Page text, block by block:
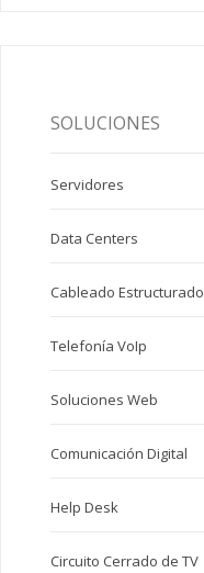
SOLUCIONES
Servidores
Data Centers
Cableado Estructurado
Telefonía VoIp
Soluciones Web
Comunicación Digital
Help Desk
Circuito Cerrado de TV